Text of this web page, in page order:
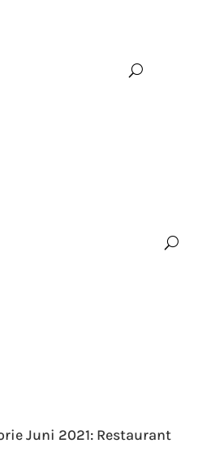
Juni 2021: Restaurant